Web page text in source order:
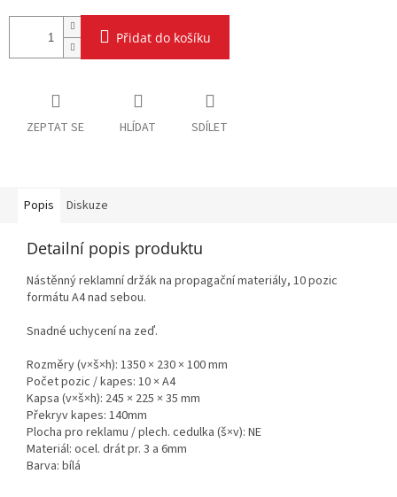
Přidat do košíku
ZEPTAT SE HLÍDAT SDÍLET
Popis Diskuze
Detailní popis produktu
Nástěnný reklamní držák na propagační materiály, 10 pozic
formátu A4 nad sebou.
Snadné uchycení na zeď.
Rozměry (v×š×h): 1350 × 230 × 100 mm
Počet pozic / kapes: 10 × A4
Kapsa (v×š×h): 245 × 225 × 35 mm
Překryv kapes: 140mm
Plocha pro reklamu / plech. cedulka (š×v): NE
Materiál: ocel. drát pr. 3 a 6mm
Barva: bílá